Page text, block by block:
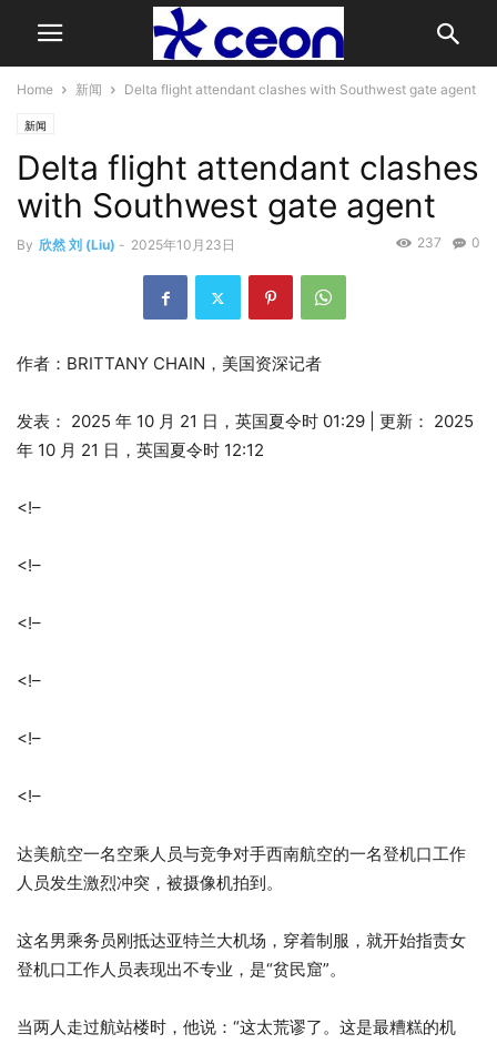
Home 新闻 Delta flight attendant clashes with Southwest gate agent
新闻
Delta flight attendant clashes
with Southwest gate agent
By 欣然 刘 (Liu) - 2025年10月23日 0
237
作者：BRITTANY CHAIN，美国资深记者
发表： 2025 年 10 月 21 日，英国夏令时 01:29 更新： 2025
年 10 月 21 日，英国夏令时 12:12
<!–
<!–
<!–
<!–
<!–
<!–
达美航空一名空乘人员与竞争对手西南航空的一名登机口工作
人员发生激烈冲突，被摄像机拍到。
这名男乘务员刚抵达亚特兰大机场，穿着制服，就开始指责女
登机口工作人员表现出不专业，是“贫民窟”。
当两人走过航站楼时，他说：“这太荒谬了。这是最糟糕的机